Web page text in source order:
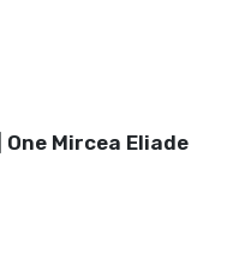
Mircea Eliade